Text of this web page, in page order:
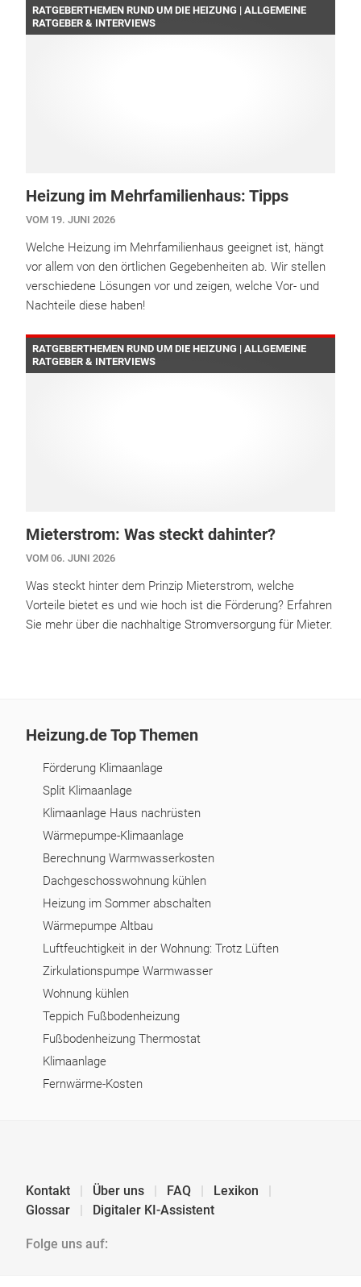
RATGEBERTHEMEN RUND UM DIE HEIZUNG | ALLGEMEINE
RATGEBER & INTERVIEWS
Heizung im Mehrfamilienhaus: Tipps
VOM 19. JUNI 2026
Welche Heizung im Mehrfamilienhaus geeignet ist, hängt
vor allem von den örtlichen Gegebenheiten ab. Wir stellen
verschiedene Lösungen vor und zeigen, welche Vor- und
Nachteile diese haben!
RATGEBERTHEMEN RUND UM DIE HEIZUNG | ALLGEMEINE
RATGEBER & INTERVIEWS
Mieterstrom: Was steckt dahinter?
VOM 06. JUNI 2026
Was steckt hinter dem Prinzip Mieterstrom, welche
Vorteile bietet es und wie hoch ist die Förderung? Erfahren
Sie mehr über die nachhaltige Stromversorgung für Mieter.
Heizung.de Top Themen
Förderung Klimaanlage
Split Klimaanlage
Klimaanlage Haus nachrüsten
Wärmepumpe-Klimaanlage
Berechnung Warmwasserkosten
Dachgeschosswohnung kühlen
Heizung im Sommer abschalten
Wärmepumpe Altbau
Luftfeuchtigkeit in der Wohnung: Trotz Lüften
Zirkulationspumpe Warmwasser
Wohnung kühlen
Teppich Fußbodenheizung
Fußbodenheizung Thermostat
Klimaanlage
Fernwärme-Kosten
Kontakt Über uns FAQ
Lexikon
Glossar
Digitaler KI-Assistent
Folge uns auf: